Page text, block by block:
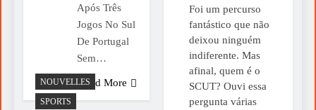
Após Três
Jogos No Sul
De Portugal
Sem…
Read More
NOUVELLES
SPORTS
Foi um percurso
fantástico que não
deixou ninguém
indiferente. Mas
afinal, quem é o
SCUT? Ouvi essa
pergunta várias